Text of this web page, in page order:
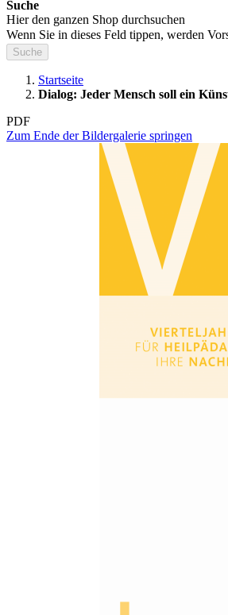
Suche
Hier den ganzen Shop durchsuchen
Wenn Sie in dieses Feld tippen, werden
Suche
Startseite
Dialog: Jeder Mensch soll ein
PDF
Zum Ende der Bildergalerie springen